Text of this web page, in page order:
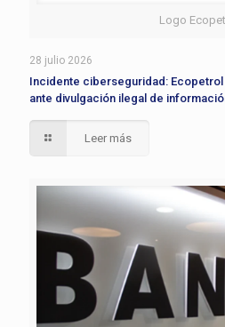
Logo
28 julio 2026
Incidente ciberseguridad:
ante divulgación ilegal de
Leer más